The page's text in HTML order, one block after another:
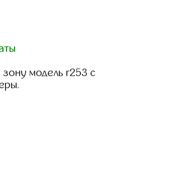
модель r253 с